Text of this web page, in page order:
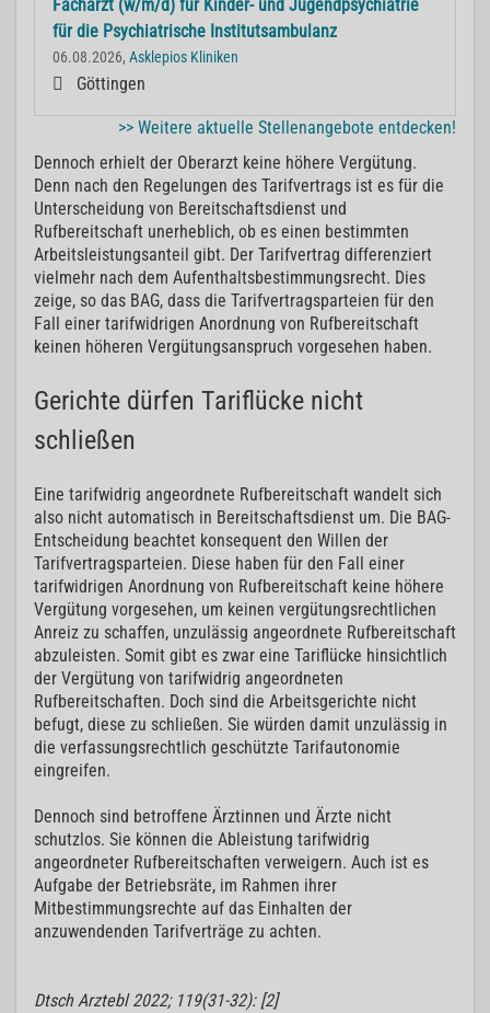
Facharzt (w/m/d) für Kinder- und Jugendpsychiatrie
für die Psychiatrische Institutsambulanz
06.08.2026, Asklepios Kliniken
Göttingen
>> Weitere aktuelle Stellenangebote entdecken!
Dennoch erhielt der Oberarzt keine höhere Vergütung.
Denn nach den Regelungen des Tarifvertrags ist es für die
Unterscheidung von Bereitschaftsdienst und
Rufbereitschaft unerheblich, ob es einen bestimmten
Arbeitsleistungsanteil gibt. Der Tarifvertrag differenziert
vielmehr nach dem Aufenthaltsbestimmungsrecht. Dies
zeige, so das BAG, dass die Tarifvertragsparteien für den
Fall einer tarifwidrigen Anordnung von Rufbereitschaft
keinen höheren Vergütungsanspruch vorgesehen haben.
Gerichte dürfen Tariflücke nicht
schließen
Eine tarifwidrig angeordnete Rufbereitschaft wandelt sich
also nicht automatisch in Bereitschaftsdienst um. Die BAG-
Entscheidung beachtet konsequent den Willen der
Tarifvertragsparteien. Diese haben für den Fall einer
tarifwidrigen Anordnung von Rufbereitschaft keine höhere
Vergütung vorgesehen, um keinen vergütungsrechtlichen
Anreiz zu schaffen, unzulässig angeordnete Rufbereitschaft
abzuleisten. Somit gibt es zwar eine Tariflücke hinsichtlich
der Vergütung von tarifwidrig angeordneten
Rufbereitschaften. Doch sind die Arbeitsgerichte nicht
befugt, diese zu schließen. Sie würden damit unzulässig in
die verfassungsrechtlich geschützte Tarifautonomie
eingreifen.
Dennoch sind betroffene Ärztinnen und Ärzte nicht
schutzlos. Sie können die Ableistung tarifwidrig
angeordneter Rufbereitschaften verweigern. Auch ist es
Aufgabe der Betriebsräte, im Rahmen ihrer
Mitbestimmungsrechte auf das Einhalten der
anzuwendenden Tarifverträge zu achten.
Dtsch Arztebl 2022; 119(31-32): [2]